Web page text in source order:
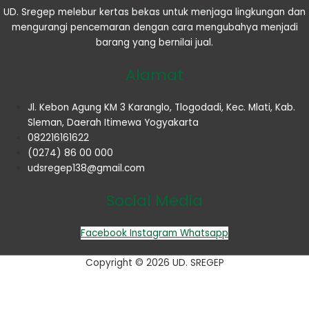
UD. Sregep melebur kertas bekas untuk menjaga lingkungan dan
mengurangi pencemaran dengan cara mengubahya menjadi
barang yang bernilai jual.
Alamat
Jl. Kebon Agung KM 3 Karanglo, Tlogodadi, Kec. Mlati, Kab.
Sleman, Daerah Itimewa Yogyakarta
082216161622
(0274) 86 00 000
udsregep138@gmail.com
Social Media
Facebook Instagram Whatsapp
Copyright © 2026 UD. SREGEP